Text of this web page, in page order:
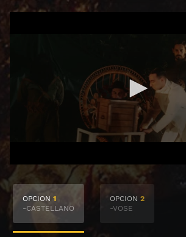
🔒 Acceso Requerido
Haz clic 3 veces en el botón para
contenido
OPCION 1
-CASTELLANO
OPCION 2
-VOSE